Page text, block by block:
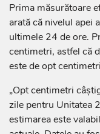
Prima măsurătoare
arată că nivelul apei
ultimele 24 de ore.
centimetri, astfel că
este de opt
„Opt centimetri
zile pentru Unitatea
estimarea este